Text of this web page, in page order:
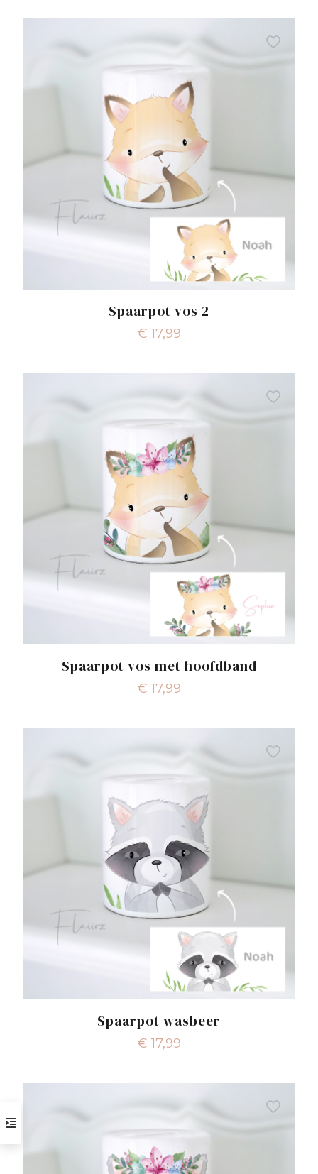
Spaarpot vos 2
€ 17,99
Spaarpot vos met hoofdband
€ 17,99
Spaarpot wasbeer
€ 17,99